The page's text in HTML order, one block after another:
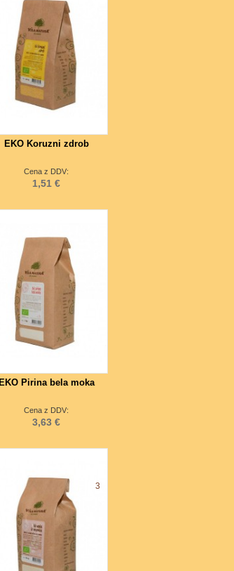
EKO Koruzni zdrob
Cena z DDV:
1,51 €
EKO Pirina bela moka
Cena z DDV:
3,63 €
3